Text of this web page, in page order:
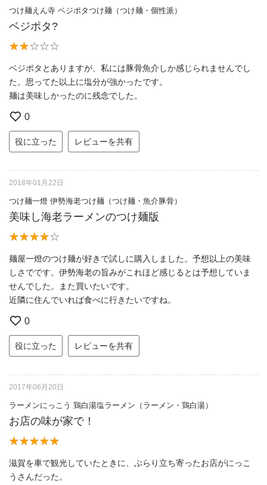
つけ麺えん寺 ベジポタつけ麺（つけ麺・個性派）
ベジポタ?
ベジポタとありますが、私には豚骨魚介しか感じられませんでし
た。思ってた以上に塩分が強かったです。
麺は美味しかったのに残念でした。
0
役に立った レビューを共有
2018年01月22日
つけ麺一燈 伊勢海老つけ麺（つけ麺・魚介豚骨）
美味し海老ラーメンのつけ麺版
麺屋一燈のつけ麺が好きで試しに購入しました。予想以上の美味
しさでです。伊勢海老の旨みがこれほど感じるとは予想していま
せんでした。また買いたいです。
近隣に住んでいれば食べに行きたいですね。
0
役に立った レビューを共有
2017年06月20日
ラーメンにっこう 鶏白湯塩ラーメン（ラーメン・鶏白湯）
お店の味が家で！
滋賀を車で観光していたときに、ぶらり立ち寄ったお店がにっこ
うさんだった。